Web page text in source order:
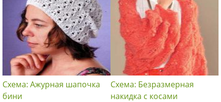
Схема: Ажурная шапочка
бини
Схема: Безразмерная
накидка с косами